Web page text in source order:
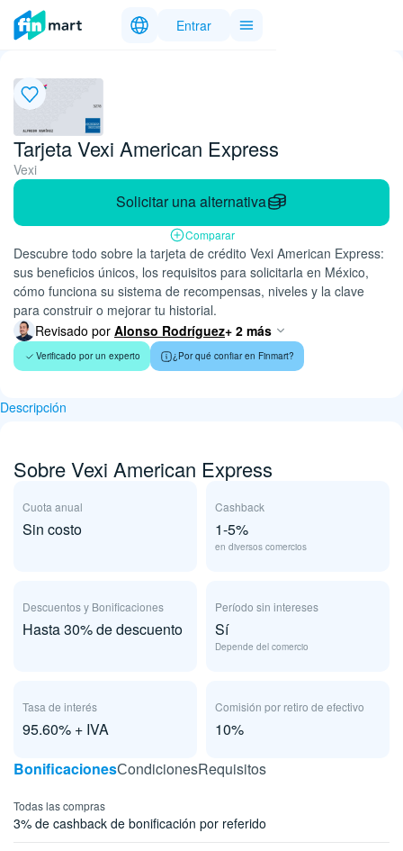
Entrar
Tarjeta Vexi American Express
Vexi
Solicitar una alternativa
Comparar
Descubre todo sobre la tarjeta de crédito Vexi American Express:
sus beneficios únicos, los requisitos para solicitarla en México,
cómo funciona su sistema de recompensas, niveles y la clave
para construir o mejorar tu historial.
Revisado por Alonso Rodríguez+ 2 más
Verificado por un experto ¿Por qué confiar en Finmart?
Descripción
Sobre Vexi American Express
Cuota anual
Sin costo
Cashback
1-5%
en diversos comercios
Descuentos y Bonificaciones
Hasta 30% de descuento
Período sin intereses
Sí
Depende del comercio
Tasa de interés
95.60% + IVA
Comisión por retiro de efectivo
10%
BonificacionesСondicionesRequisitos
Todas las compras
3% de cashback de bonificación por referido